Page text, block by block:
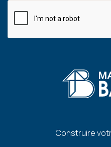
Construire